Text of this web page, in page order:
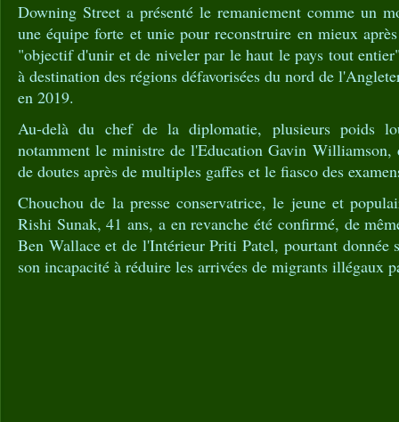
Downing Street a présenté le remaniement comme un
une équipe forte et unie pour reconstruire en mieux
"objectif d'unir et de niveler par le haut le pays tout
à destination des régions défavorisées du nord de
en 2019.
Au-delà du chef de la diplomatie, plusieurs poids
notamment le ministre de l'Education Gavin Williamson,
de doutes après de multiples gaffes et le fiasco des
Chouchou de la presse conservatrice, le jeune et
Rishi Sunak, 41 ans, a en revanche été confirmé, de
Ben Wallace et de l'Intérieur Priti Patel, pourtant donnée
son incapacité à réduire les arrivées de migrants illégaux